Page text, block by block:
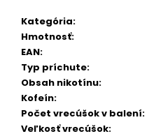
Kategória:
Hmotnosť:
EAN:
Typ príchute:
Obsah nikotínu:
Kofeín:
Počet vrecúšok v balení:
Veľkosť vrecúšok: